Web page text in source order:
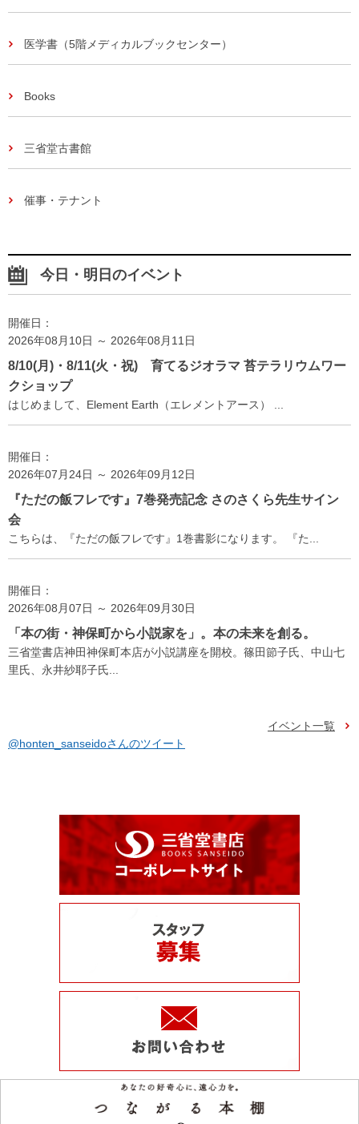
医学書（5階メディカルブックセンター）
Books
三省堂古書館
催事・テナント
今日・明日のイベント
開催日：
2026年08月10日 ～ 2026年08月11日
8/10(月)・8/11(火・祝) 育てるジオラマ 苔テラリウムワー
クショップ
はじめまして、Element Earth（エレメントアース） ...
開催日：
2026年07月24日 ～ 2026年09月12日
『ただの飯フレです』7巻発売記念 さのさくら先生サイン
会
こちらは、『ただの飯フレです』1巻書影になります。 『た...
開催日：
2026年08月07日 ～ 2026年09月30日
「本の街・神保町から小説家を」。本の未来を創る。
三省堂書店神田神保町本店が小説講座を開校。篠田節子氏、中山七
里氏、永井紗耶子氏...
イベント一覧
@honten_sanseidoさんのツイート